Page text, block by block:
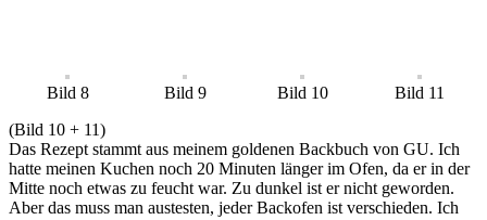
Bild 8 Bild 9 Bild 10
Bild 11
(Bild 10 + 11)
Das Rezept stammt aus meinem goldenen Backbuch von GU. Ich
hatte meinen Kuchen noch 20 Minuten länger im Ofen, da er in der
Mitte noch etwas zu feucht war. Zu dunkel ist er nicht geworden.
Aber das muss man austesten, jeder Backofen ist verschieden. Ich